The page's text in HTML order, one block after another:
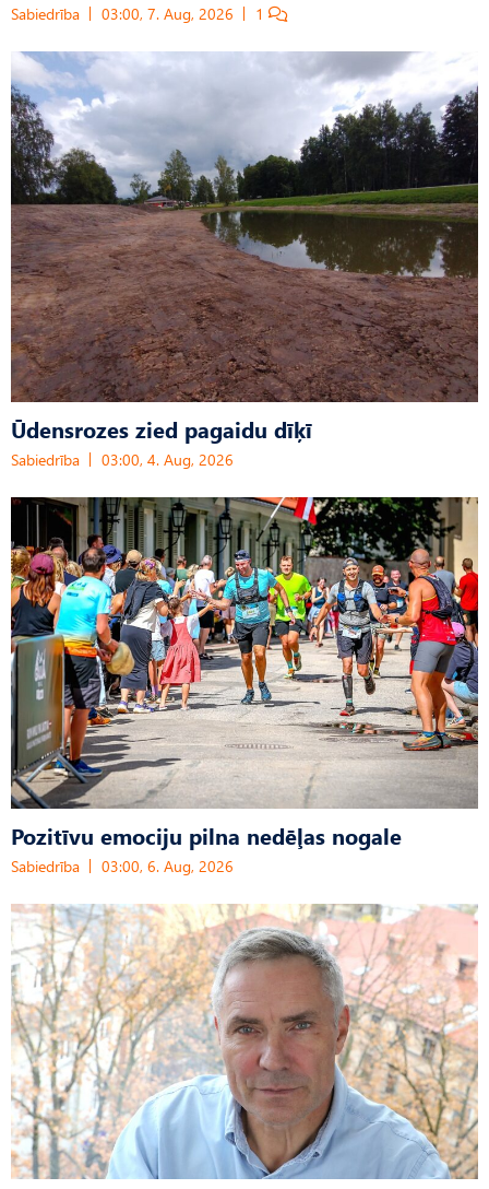
Sabiedrība 03:00, 7. Aug, 2026 1
Ūdensrozes zied pagaidu dīķī
Sabiedrība 03:00, 4. Aug, 2026
Pozitīvu emociju pilna nedēļas nogale
Sabiedrība 03:00, 6. Aug, 2026